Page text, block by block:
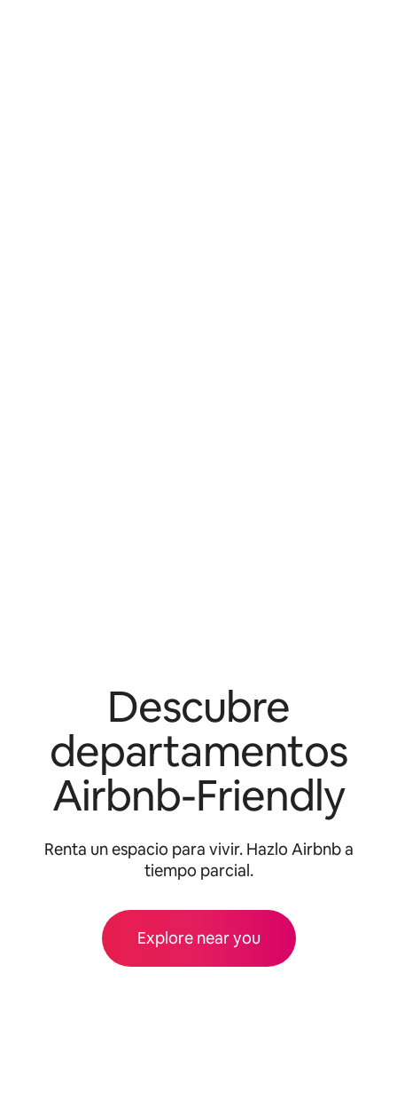
Descubre
departamentos
Airbnb-Friendly
Renta un espacio para vivir. Hazlo Airbnb a
tiempo parcial.
Explore near you